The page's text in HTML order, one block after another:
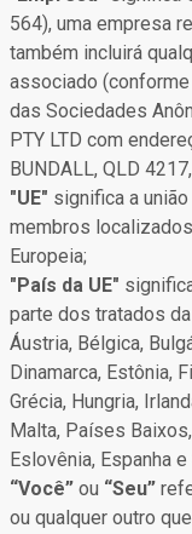
564), uma empresa
também incluirá
associado
das Sociedades
PTY LTD com
BUNDALL, QLD
"UE" significa a
membros
Europeia;
"País da UE"
parte dos tratados
Áustria, Bélgica,
Dinamarca, Estônia,
Grécia, Hungria,
Malta, Países
Eslovênia, Espanha e
“Você” ou “Seu”
ou qualquer outro